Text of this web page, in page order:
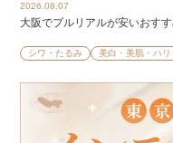
2026.08.07
大阪でプルリアルが安いおす
シワ・たるみ 美白・美肌・ハ